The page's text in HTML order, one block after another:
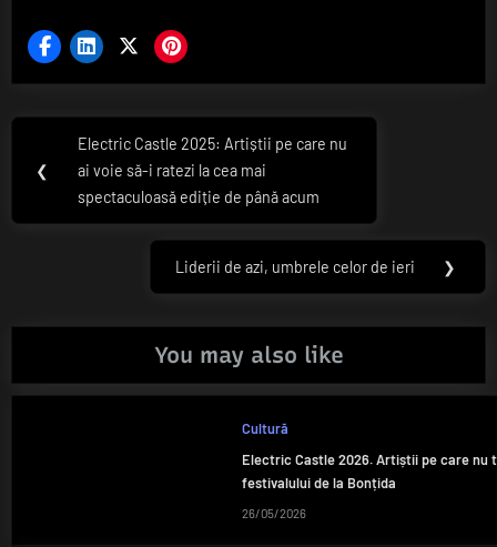
Navigare
articole
❮
Previous
Post:
Electric Castle 2025: Artiștii pe care nu
ai voie să-i ratezi la cea mai
spectaculoasă ediție de până acum
Next
Liderii de azi, umbrele celor de ieri ❯
You may also like
Cultură
Electric Castle 2026. Artiștii pe care nu
festivalului de la Bonțida
26/05/2026